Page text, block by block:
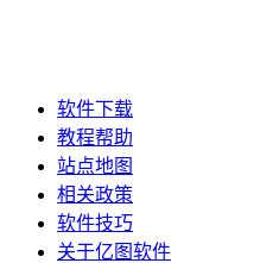
软件下载
教程帮助
站点地图
相关政策
软件技巧
关于亿图软件